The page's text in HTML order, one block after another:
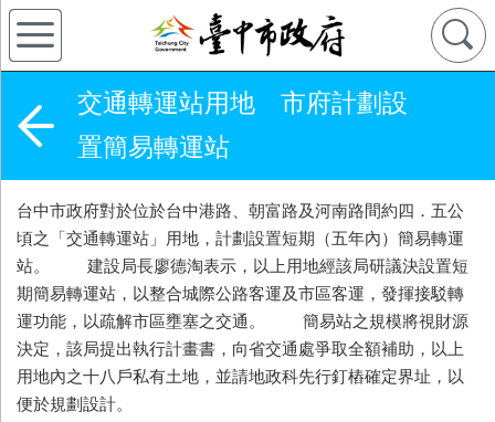
交通轉運站用地 市府計劃設
置簡易轉運站
台中市政府對於位於台中港路、朝富路及河南路間約四．五公
頃之「交通轉運站」用地，計劃設置短期（五年內）簡易轉運
站。 建設局長廖德淘表示，以上用地經該局研議決設置短
期簡易轉運站，以整合城際公路客運及市區客運，發揮接駁轉
運功能，以疏解市區壅塞之交通。 簡易站之規模將視財源
決定，該局提出執行計畫書，向省交通處爭取全額補助，以上
用地內之十八戶私有土地，並請地政科先行釘樁確定界址，以
便於規劃設計。